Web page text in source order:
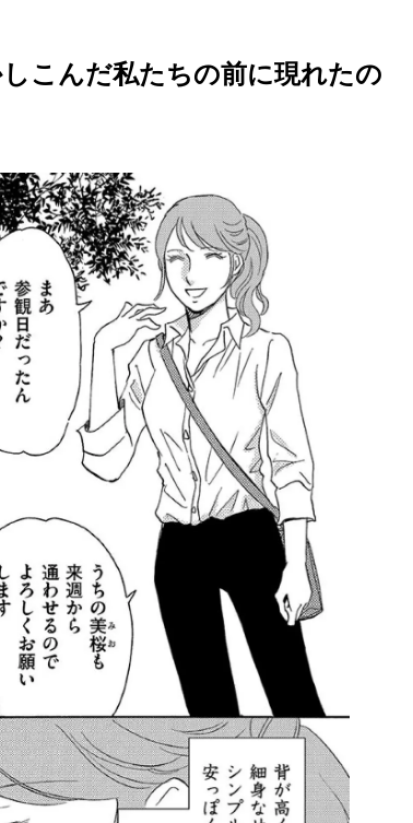
こんだ私たちの前に現れたの